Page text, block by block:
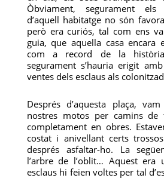
Òbviament, segurament
d’aquell habitatge no són
però era curiós, tal com ens
guia, que aquella casa encara
com a record de la
segurament s’hauria erigit
ventes dels esclaus als
Després d’aquesta plaça,
nostres motos per camins de
completament en obres.
costat i anivellant certs
després asfaltar-ho. La
l’arbre de l’oblit… Aquest
esclaus hi feien voltes per tal